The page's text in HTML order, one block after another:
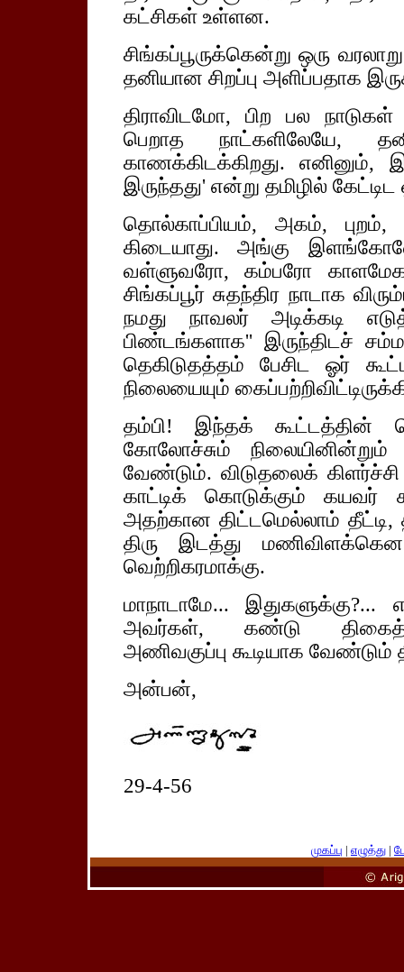
கட்சிகள் உள்ளன.
சிங்கப்பூருக்கென்று ஒரு
தனியான சிறப்பு அளிப்பதாக
திராவிடமோ, பிற பல
பெறாத நாட்களிலேயே,
காணக்கிடக்கிறது. எனினும்,
இருந்தது' என்று தமிழில்
தொல்காப்பியம், அகம், புறம்,
கிடையாது. அங்கு
வள்ளுவரோ, கம்பரோ
சிங்கப்பூர் சுதந்திர நாடாக
நமது நாவலர் அடிக்கடி
பிண்டங்களாக'' இருந்திடச்
தெகிடுதத்தம் பேசிட ஓர்
நிலையையும்
தம்பி! இந்தக் கூட்டத்தின்
கோலோச்சும்
வேண்டும். விடுதலைக்
காட்டிக் கொடுக்கும் கயவர்
அதற்கான திட்டமெல்லாம் தீட்டி,
திரு இடத்து
வெற்றிகரமாக்கு.
மாநாடாமே...
அவர்கள், கண்டு
அணிவகுப்பு கூடியாக வேண்டும்
அன்பன்,
29-4-56
முகப்பு | எழுத்து |